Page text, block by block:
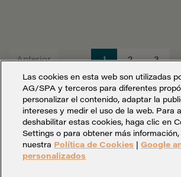
Anterior 1 2 3
Las cookies en esta web son utilizadas
AG/SPA y terceros para diferentes
personalizar el contenido, adaptar la
intereses y medir el uso de la web. Para
deshabilitar estas cookies, haga clic en
Settings o para obtener más información,
nuestra
Política de Cookies |Google
personalizados